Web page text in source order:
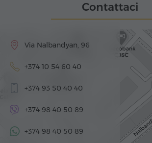
Contattaci
Via Nalbandyan, 96
+374 10 54 60 40
+374 93 50 40 40
+374 98 40 50 89
+374 98 40 50 89